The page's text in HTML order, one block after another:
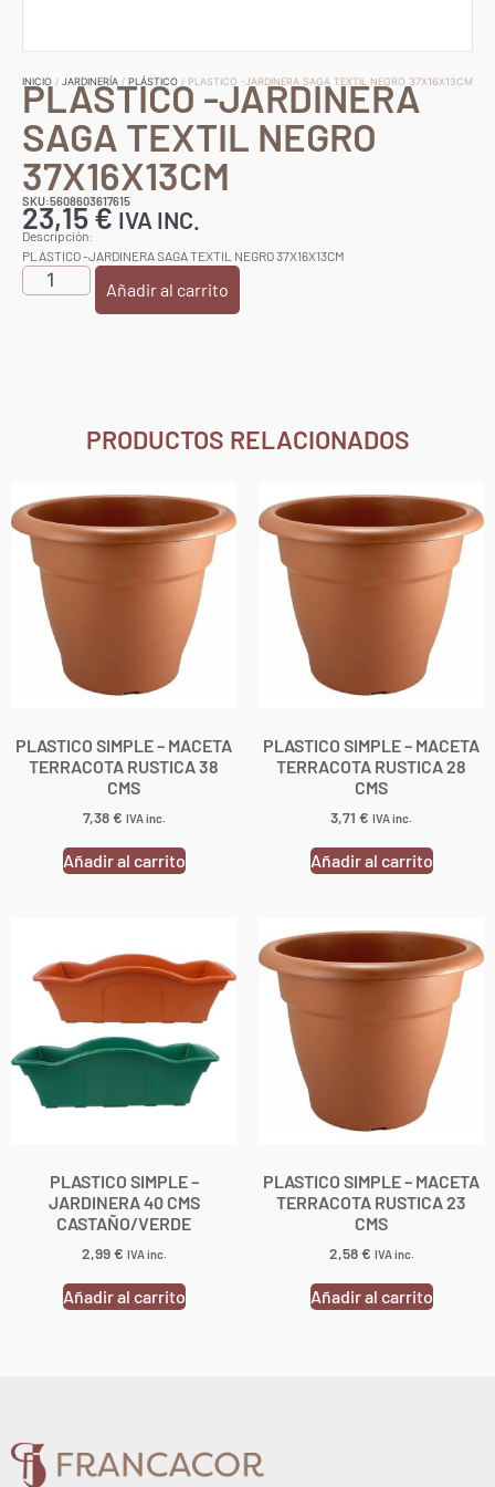
INICIO / JARDINERÍA / PLÁSTICO / PLASTICO -JARDINERA SAGA TEXTIL NEGRO 37X16X13CM
PLASTICO -JARDINERA
SAGA TEXTIL NEGRO
37X16X13CM
SKU:5608603617615
23,15€ IVA INC.
Descripción:
PLASTICO -JARDINERA SAGA TEXTIL NEGRO 37X16X13CM
Añadir al carrito
PRODUCTOS RELACIONADOS
PLASTICO SIMPLE – MACETA
TERRACOTA RUSTICA 38
CMS
7,38€ IVA inc.
Añadir al carrito
PLASTICO SIMPLE – MACETA
TERRACOTA RUSTICA 28
CMS
3,71 € IVA inc.
Añadir al carrito
PLASTICO SIMPLE –
JARDINERA 40 CMS
CASTAÑO/VERDE
2,99€ IVA inc.
Añadir al carrito
PLASTICO SIMPLE – MACETA
TERRACOTA RUSTICA 23
CMS
2,58€ IVA inc.
Añadir al carrito